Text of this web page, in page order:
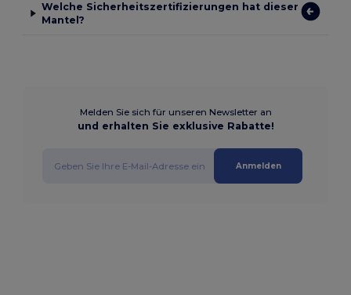
Welche Sicherheitszertifizierungen hat dieser
Mantel?
Melden Sie sich für unseren Newsletter an
und erhalten Sie exklusive Rabatte!
Anmelden